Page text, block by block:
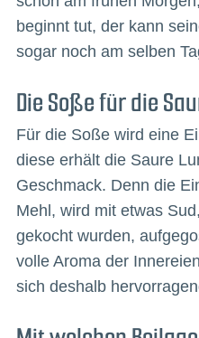
beginnt tut, der kann
sogar noch am selben
Die Soße für die
Für die Soße wird eine
diese erhält die Saure
Geschmack. Denn die
Mehl, wird mit etwas
gekocht wurden,
volle Aroma der
sich deshalb